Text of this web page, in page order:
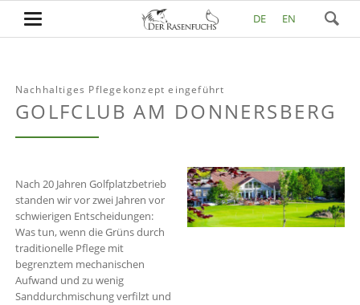
DE EN
Nachhaltiges Pflegekonzept eingeführt
GOLFCLUB AM DONNERSBERG
Nach 20 Jahren Golfplatzbetrieb
standen wir vor zwei Jahren vor
schwierigen Entscheidungen:
Was tun, wenn die Grüns durch
traditionelle Pflege mit
begrenztem mechanischen
Aufwand und zu wenig
Sanddurchmischung verfilzt und